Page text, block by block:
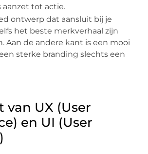
aanzet tot actie.
ontwerp dat aansluit bij je
het beste merkverhaal zijn
Aan de andere kant is een mooi
sterke branding slechts een
van UX (User
en UI (User